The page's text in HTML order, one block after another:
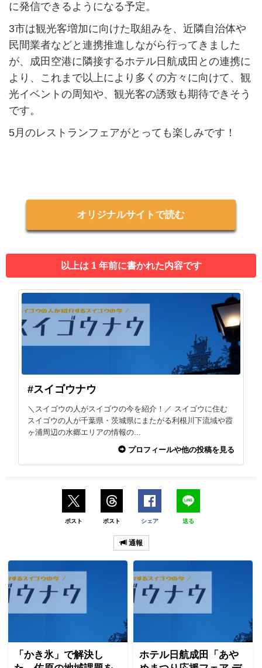
に発信できるようになる予定。
3市は観光客増加に向けた取組みを、近隣自治体や
民間業者などと連携推進しながら行ってきました
が、成田空港に隣接するホテル日航成田との連携に
より、これまで以上により多くの方々に向けて、観
光イベントの周知や、観光客の誘致も期待できそう
です。
5月のレストランフェアがとっても楽しみです！
オリジナルサイトで読む
以上は 1 年前に書かれた内容です
#スイゴウナウ
＼スイゴウの人がスイゴウの今を紹介！／ スイゴウに住む
スイゴウの人が千葉県・茨城県にまたがる利根川下流域や霞
ヶ浦周辺の水郷エリアの情報の...
プロフィールや他の投稿を見る
ポスト ポスト シェア 送る
通報
「かき氷」で解決し
ホテル日航成田「あや